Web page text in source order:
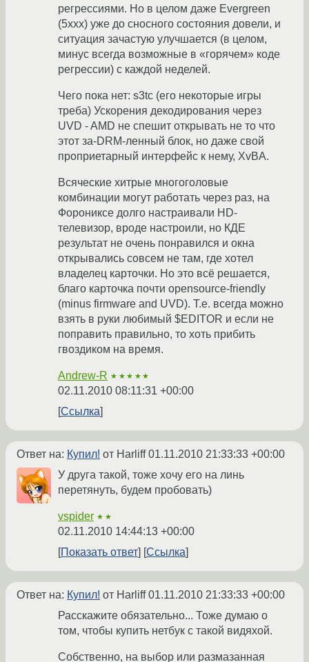
регрессиями. Но в целом даже Evergreen
(5xxx) уже до сносного состояния довели, и
ситуация зачастую улучшается (в целом,
минус всегда возможные в «горячем» коде
регрессии) с каждой неделей.
Чего пока нет: s3tc (его некоторые игры
треба) Ускорения декодирования через
UVD - AMD не спешит открывать не то что
этот за-DRM-ленный блок, но даже свой
проприетарный интерфейс к нему, XvBA.
Всяческие хитрые многоголовые
комбинации могут работать через раз, на
Форониксе долго настраивали HD-
телевизор, вроде настроили, но КДЕ
результат не очень понравился и окна
открывались совсем не там, где хотел
владелец карточки. Но это всё решается,
благо карточка почти opensource-friendly
(minus firmware and UVD). Т.е. всегда можно
взять в руки любимый $EDITOR и если не
поправить правильно, то хоть прибить
гвоздиком на время.
Andrew-R ★★★★★
02.11.2010 08:11:31 +00:00
Ссылка
Ответ на: Купил! от Harliff01.11.2010 21:33:33 +00:00
У друга такой, тоже хочу его на линь
перетянуть, будем пробовать)
vspider ★★
02.11.2010 14:44:13 +00:00
Показать ответ
Ссылка
Ответ на: Купил! от Harliff01.11.2010 21:33:33 +00:00
Расскажите обязательно... Тоже думаю о
том, чтобы купить нетбук с такой видяхой.
Собственно, на выбор или размазанная